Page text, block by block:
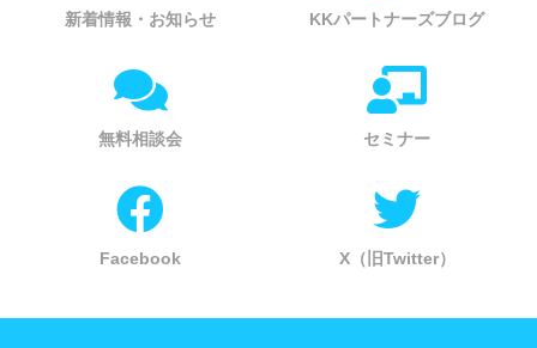
新着情報・お知らせ KKパートナーズブログ
無料相談会 セミナー
Facebook X（旧Twitter）